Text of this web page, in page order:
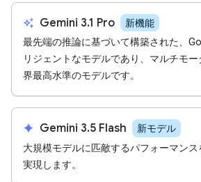
auto_awesome Gemini 3.1 Pro 新機能
最先端の推論に基づいて構築された、
リジェントなモデルであり、マルチモ
界最高水準のモデルです。
spark Gemini 3.5 Flash 新モデル
大規模モデルに匹敵するパフォーマン
実現します。